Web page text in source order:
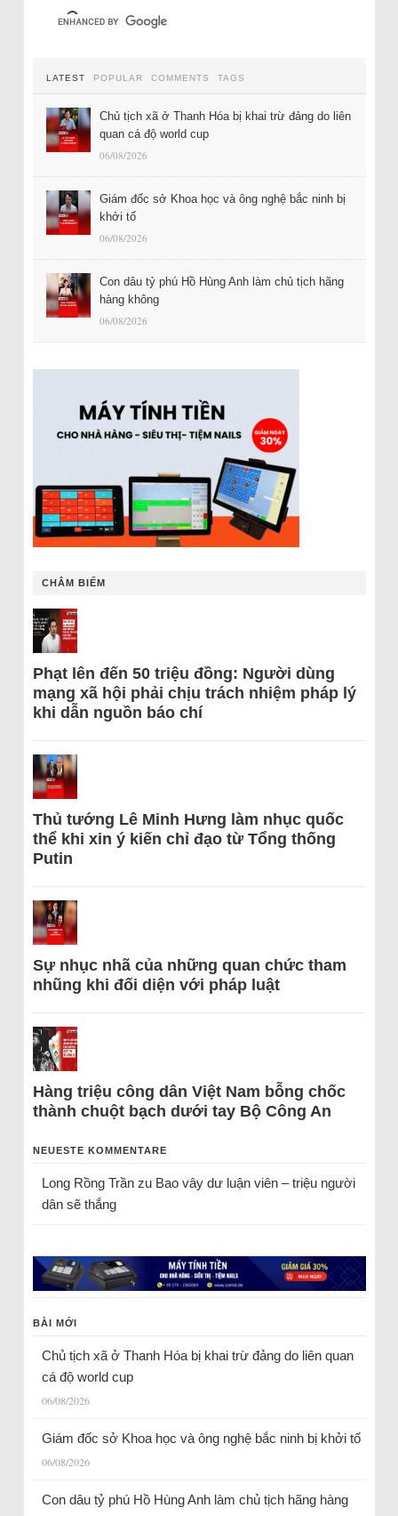
LATEST POPULAR COMMENTS TAGS
Chủ tịch xã ở Thanh Hóa bị khai trừ đảng do liên
quan cá độ world cup
06/08/2026
Giám đốc sở Khoa học và ông nghệ bắc ninh bị
khởi tố
06/08/2026
Con dâu tỷ phú Hồ Hùng Anh làm chủ tịch hãng
hàng không
06/08/2026
CHÂM BIẾM
Phạt lên đến 50 triệu đồng: Người dùng
mạng xã hội phải chịu trách nhiệm pháp lý
khi dẫn nguồn báo chí
Thủ tướng Lê Minh Hưng làm nhục quốc
thể khi xin ý kiến chỉ đạo từ Tổng thống
Putin
Sự nhục nhã của những quan chức tham
nhũng khi đối diện với pháp luật
Hàng triệu công dân Việt Nam bỗng chốc
thành chuột bạch dưới tay Bộ Công An
NEUESTE KOMMENTARE
Long Rồng Trầnzu Bao vây dư luận viên – triệu người
dân sẽ thắng
BÀI MỚI
Chủ tịch xã ở Thanh Hóa bị khai trừ đảng do liên quan
cá độ world cup
06/08/2026
Giám đốc sở Khoa học và ông nghệ bắc ninh bị khởi tố
06/08/2026
Con dâu tỷ phú Hồ Hùng Anh làm chủ tịch hãng hàng